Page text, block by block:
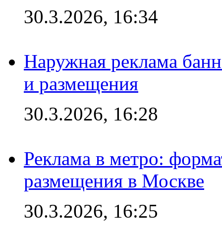
30.3.2026, 16:34
Наружная реклама
и размещения
30.3.2026, 16:28
Реклама в метро:
размещения в Москве
30.3.2026, 16:25